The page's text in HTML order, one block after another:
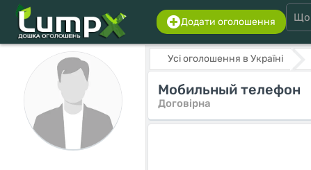
Додати оголошення
Усі оголошення в Україні
Мобильный телефон
Договірна